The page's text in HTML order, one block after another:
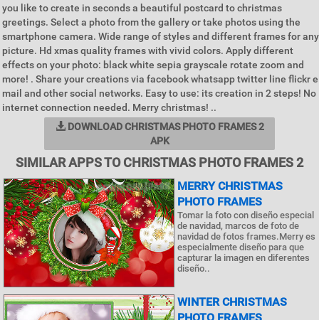
you like to create in seconds a beautiful postcard to christmas
greetings. Select a photo from the gallery or take photos using the
smartphone camera. Wide range of styles and different frames for any
picture. Hd xmas quality frames with vivid colors. Apply different
effects on your photo: black white sepia grayscale rotate zoom and
more! . Share your creations via facebook whatsapp twitter line flickr e
mail and other social networks. Easy to use: its creation in 2 steps! No
internet connection needed. Merry christmas! ..
DOWNLOAD CHRISTMAS PHOTO FRAMES 2
APK
SIMILAR APPS TO CHRISTMAS PHOTO FRAMES 2
MERRY CHRISTMAS
PHOTO FRAMES
Tomar la foto con diseño especial
de navidad, marcos de foto de
navidad de fotos frames.Merry es
especialmente diseño para que
capturar la imagen en diferentes
diseño..
WINTER CHRISTMAS